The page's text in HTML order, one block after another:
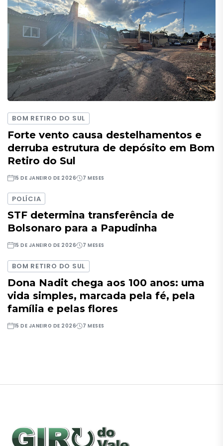
BOM RETIRO DO SUL
Forte vento causa destelhamentos e
derruba estrutura de depósito em Bom
Retiro do Sul
15 DE JANEIRO DE 2026 7 MESES
POLÍCIA
STF determina transferência de
Bolsonaro para a Papudinha
15 DE JANEIRO DE 2026 7 MESES
BOM RETIRO DO SUL
Dona Nadit chega aos 100 anos: uma
vida simples, marcada pela fé, pela
família e pelas flores
15 DE JANEIRO DE 2026 7 MESES